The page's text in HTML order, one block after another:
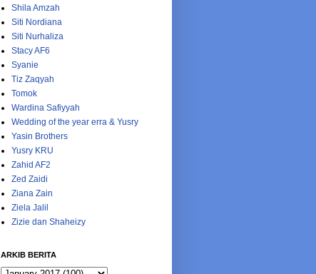
Shila Amzah
Siti Nordiana
Siti Nurhaliza
Stacy AF6
Syanie
Tiz Zaqyah
Tomok
Wardina Safiyyah
Wedding of the year erra & Yusry
Yasin Brothers
Yusry KRU
Zahid AF2
Zed Zaidi
Ziana Zain
Ziela Jalil
Zizie dan Shaheizy
ARKIB BERITA